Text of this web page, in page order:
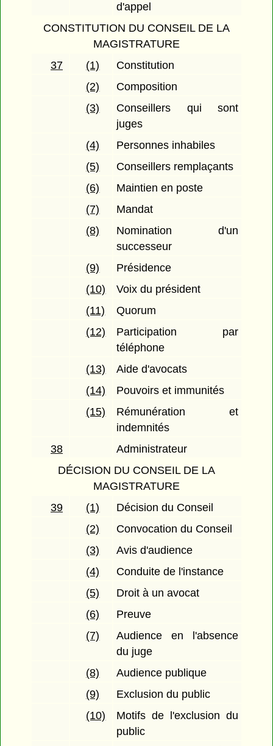
d'appel
CONSTITUTION DU CONSEIL DE LA
MAGISTRATURE
37
(1)
Constitution
(2)
Composition
(3)
Conseillers qui sont
juges
(4)
Personnes inhabiles
(5)
Conseillers remplaçants
(6)
Maintien en poste
(7)
Mandat
(8)
Nomination d'un
successeur
(9)
Présidence
(10)
Voix du président
(11)
Quorum
(12)
Participation par
téléphone
(13)
Aide d'avocats
(14)
Pouvoirs et immunités
(15)
Rémunération et
indemnités
38
Administrateur
DÉCISION DU CONSEIL DE LA
MAGISTRATURE
39
(1)
Décision du Conseil
(2)
Convocation du Conseil
(3)
Avis d'audience
(4)
Conduite de l'instance
(5)
Droit à un avocat
(6)
Preuve
(7)
Audience en l'absence
du juge
(8)
Audience publique
(9)
Exclusion du public
(10)
Motifs de l'exclusion du
public